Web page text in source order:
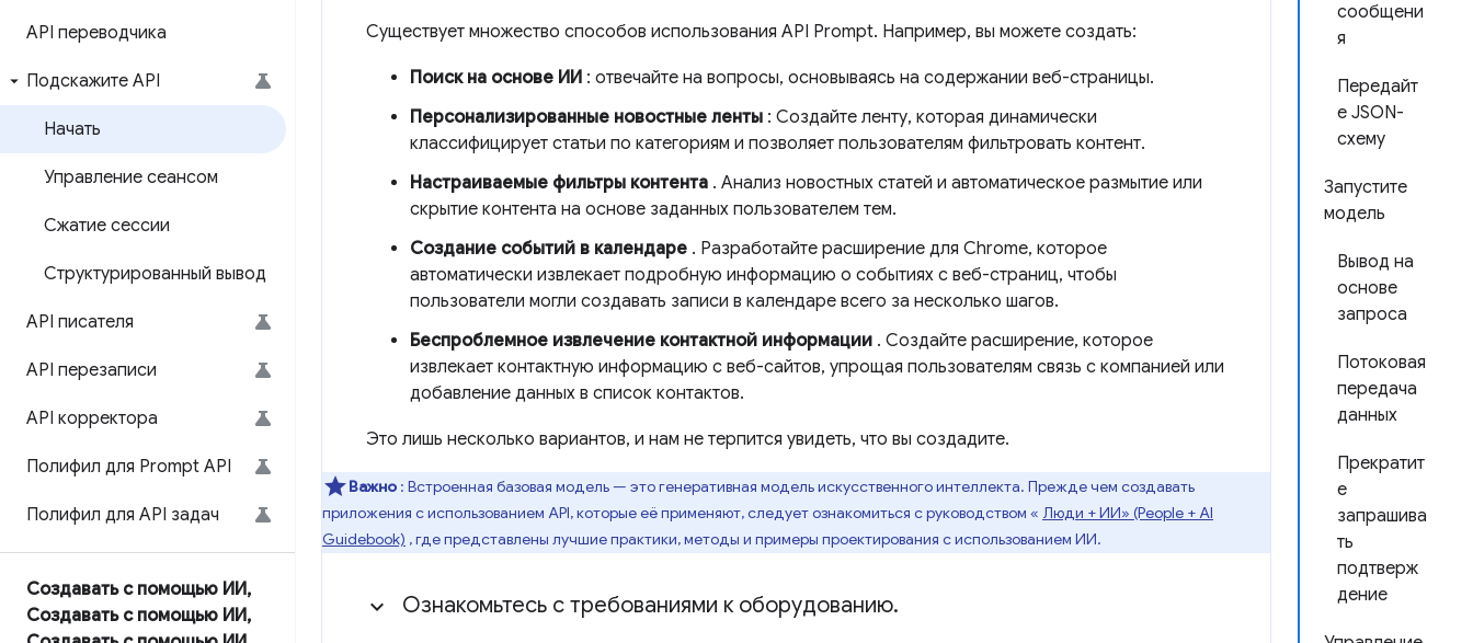
API переводчика
Подскажите API
Начать
Управление сеансом
Сжатие сессии
Структурированный вывод
API писателя
API перезаписи
API корректора
Полифил для Prompt API
Полифил для API задач
Создавать с помощью ИИ,
Создавать с помощью ИИ,
сообщени
я
Передайт
е JSON-
схему
Запустите
модель
Вывод на
основе
запроса
Потоковая
передача
данных
Прекратит
е
запрашива
ть
подтверж
дение
Существует множество способов использования API Prompt. Например, вы можете создать:
Поиск на основе ИИ : отвечайте на вопросы, основываясь на содержании веб-страницы.
Персонализированные новостные ленты : Создайте ленту, которая динамически
классифицирует статьи по категориям и позволяет пользователям фильтровать контент.
Настраиваемые фильтры контента . Анализ новостных статей и автоматическое размытие или
скрытие контента на основе заданных пользователем тем.
Создание событий в календаре . Разработайте расширение для Chrome, которое
автоматически извлекает подробную информацию о событиях с веб-страниц, чтобы
пользователи могли создавать записи в календаре всего за несколько шагов.
Беспроблемное извлечение контактной информации . Создайте расширение, которое
извлекает контактную информацию с веб-сайтов, упрощая пользователям связь с компанией или
добавление данных в список контактов.
Это лишь несколько вариантов, и нам не терпится увидеть, что вы создадите.
Важно : Встроенная базовая модель — это генеративная модель искусственного интеллекта. Прежде чем создавать
приложения с использованием API, которые её применяют, следует ознакомиться с руководством « Люди + ИИ» (People + AI
Guidebook) , где представлены лучшие практики, методы и примеры проектирования с использованием ИИ.
Ознакомьтесь с требованиями к оборудованию.